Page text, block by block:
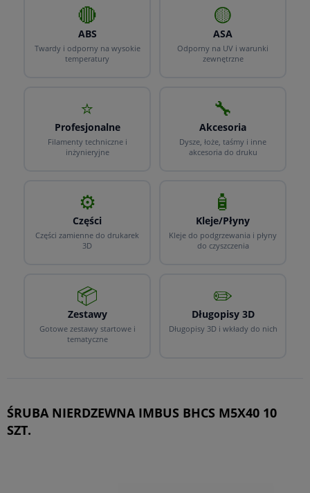
🔴
ABS
Twardy i odporny na wysokie
temperatury
🟡
ASA
Odporny na UV i warunki
zewnętrzne
⭐
Profesjonalne
Filamenty techniczne i
inżynieryjne
🔧
Akcesoria
Dysze, łoże, taśmy i inne
akcesoria do druku
⚙️
Części
Części zamienne do drukarek
3D
🧴
Kleje/Płyny
Kleje do podgrzewania i płyny
do czyszczenia
📦
Zestawy
Gotowe zestawy startowe i
tematyczne
✏️
Długopisy 3D
Długopisy 3D i wkłady do nich
ŚRUBA NIERDZEWNA IMBUS BHCS M5X40 10
SZT.